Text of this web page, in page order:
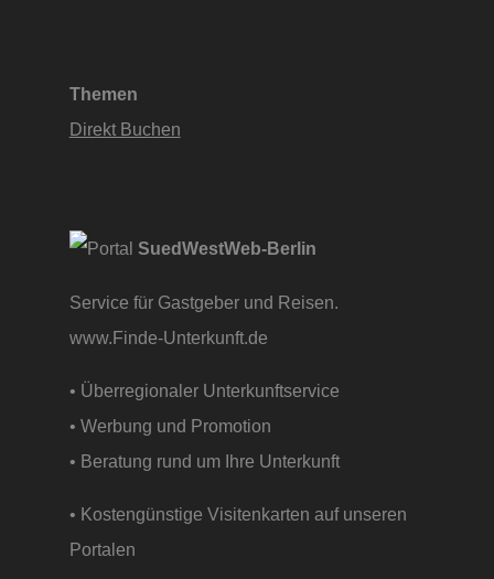
Themen
Direkt Buchen
SuedWestWeb-Berlin
Service für Gastgeber und Reisen.
www.Finde-Unterkunft.de
• Überregionaler Unterkunftservice
• Werbung und Promotion
• Beratung rund um Ihre Unterkunft
• Kostengünstige Visitenkarten auf unseren
Portalen